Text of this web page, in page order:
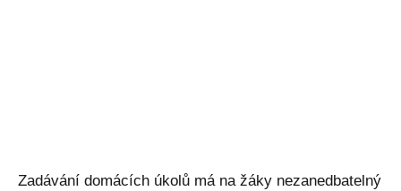
Zadávání domácích úkolů má na žáky nezanedbatelný